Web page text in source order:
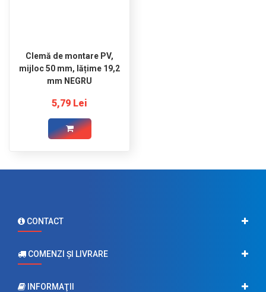
Clemă de montare PV,
mijloc 50 mm, lățime 19,2
mm NEGRU
5,79 Lei
CONTACT
COMENZI ŞI LIVRARE
INFORMAŢII